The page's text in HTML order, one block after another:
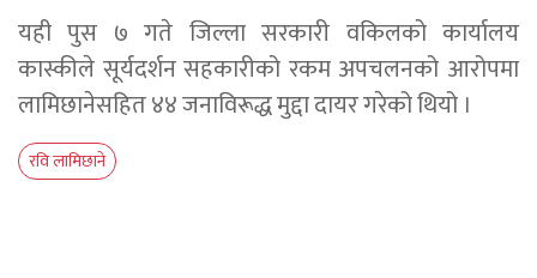
यही पुस ७ गते जिल्ला सरकारी वकिलको कार्यालय
कास्कीले सूर्यदर्शन सहकारीको रकम अपचलनको आरोपमा
लामिछानेसहित ४४ जनाविरूद्ध मुद्दा दायर गरेको थियो ।
रवि लामिछाने